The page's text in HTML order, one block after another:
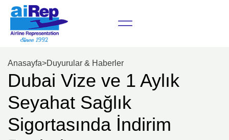
Anasayfa>Duyurular & Haberler
Dubai Vize ve 1 Aylık
Seyahat Sağlık
Sigortasında İndirim